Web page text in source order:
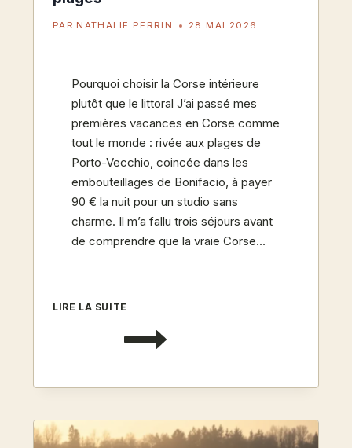
PAR NATHALIE PERRIN 28 MAI 2026
Pourquoi choisir la Corse intérieure
plutôt que le littoral J’ai passé mes
premières vacances en Corse comme
tout le monde : rivée aux plages de
Porto-Vecchio, coincée dans les
embouteillages de Bonifacio, à payer
90 € la nuit pour un studio sans
charme. Il m’a fallu trois séjours avant
de comprendre que la vraie Corse…
LIRE LA SUITE
:
DES